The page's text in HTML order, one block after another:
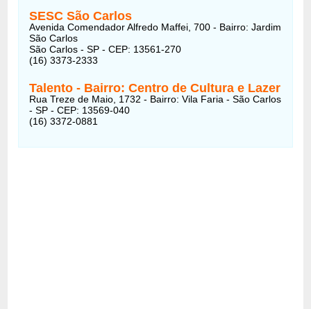
SESC São Carlos
Avenida Comendador Alfredo Maffei, 700 - Bairro: Jardim
São Carlos
São Carlos - SP - CEP: 13561-270
(16) 3373-2333
Talento - Bairro: Centro de Cultura e Lazer
Rua Treze de Maio, 1732 - Bairro: Vila Faria - São Carlos
- SP - CEP: 13569-040
(16) 3372-0881